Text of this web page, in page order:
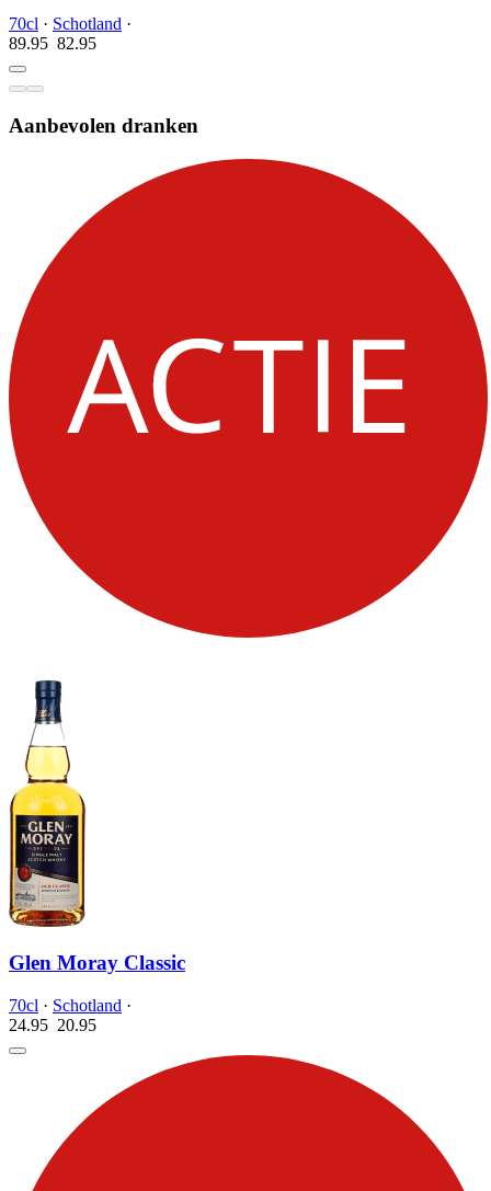
70cl · Schotland ·
89.95 82.95
Aanbevolen dranken
Glen Moray Classic
70cl · Schotland ·
24.95 20.95